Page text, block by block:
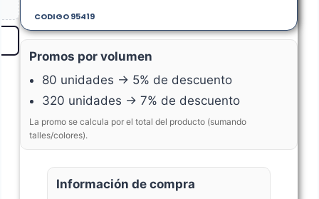
CODIGO 95419
Promos por volumen
80 unidades → 5% de descuento
320 unidades → 7% de descuento
La promo se calcula por el total del producto (sumando
talles/colores).
Información de compra